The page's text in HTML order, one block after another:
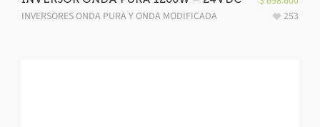
INVERSORES ONDA PURA Y ONDA MODIFICADA
253